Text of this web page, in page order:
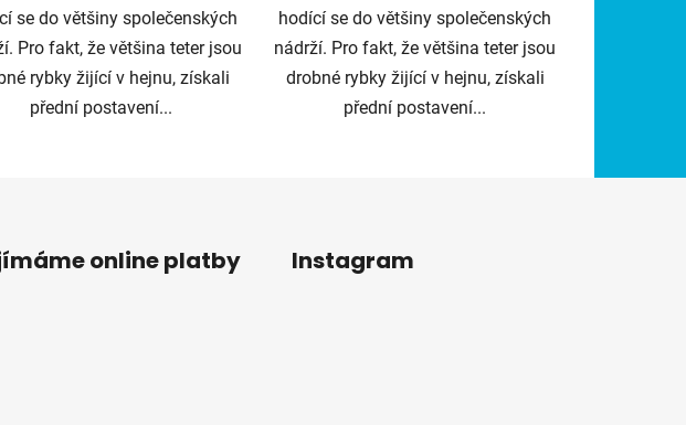
se do většiny společenských
Pro fakt, že většina teter jsou
rybky žijící v hejnu, získali
přední postavení...
hodící se do většiny společenských
nádrží. Pro fakt, že většina teter jsou
drobné rybky žijící v hejnu, získali
přední postavení...
online platby Instagram